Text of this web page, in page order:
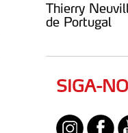
Thierry
de Portugal
SIGA-